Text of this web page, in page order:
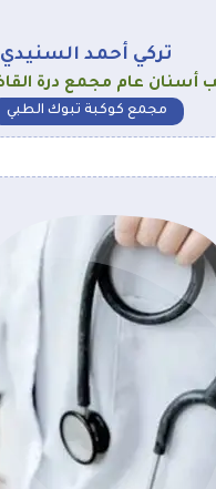
تركي أحمد السنيدي
أسنان عام مجمع درة
مجمع كوكبة تبوك الطبي